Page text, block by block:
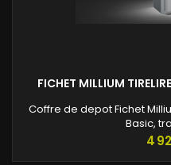
FICHET MILLIUM
Coffre de depot Fichet
Basic,
Prix
4